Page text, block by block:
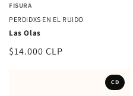
FISURA
PERDIDXS EN EL RUIDO
Las Olas
Precio
$14.000 CLP
CD